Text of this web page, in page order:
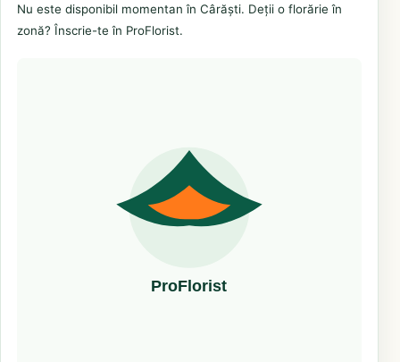
Nu este disponibil momentan în Cârăști. Deții o florărie în
zonă? Înscrie-te în ProFlorist.